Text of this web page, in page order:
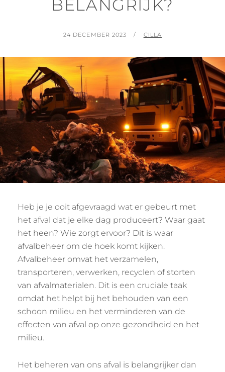
BELANGRIJK?
POSTED
24 DECEMBER 2023 BY
CILLA
Heb je je ooit afgevraagd wat er gebeurt met
het afval dat je elke dag produceert? Waar gaat
het heen? Wie zorgt ervoor? Dit is waar
afvalbeheer om de hoek komt kijken.
Afvalbeheer omvat het verzamelen,
transporteren, verwerken, recyclen of storten
van afvalmaterialen. Dit is een cruciale taak
omdat het helpt bij het behouden van een
schoon milieu en het verminderen van de
effecten van afval op onze gezondheid en het
milieu.
Het beheren van ons afval is belangrijker dan